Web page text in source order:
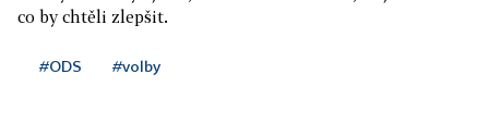
co by chtěli zlepšit.
#ODS #volby